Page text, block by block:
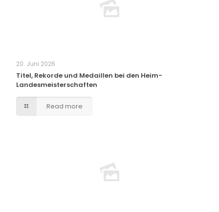
20. Juni 2026
Titel, Rekorde und Medaillen bei den Heim-
Landesmeisterschaften
Read more